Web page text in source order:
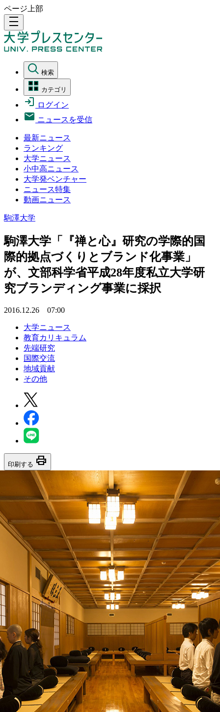
ページ上部
density_medium
検索
カテゴリ
ログイン
ニュースを受信
最新ニュース
ランキング
大学ニュース
小中高ニュース
大学発ベンチャー
ニュース特集
動画ニュース
駒澤大学
駒澤大学「『禅と心』研究の学際的国
際的拠点づくりとブランド化事業」
が、文部科学省平成28年度私立大学研
究ブランディング事業に採択
2016.12.26 07:00
大学ニュース
教育カリキュラム
先端研究
国際交流
地域貢献
その他
印刷する print